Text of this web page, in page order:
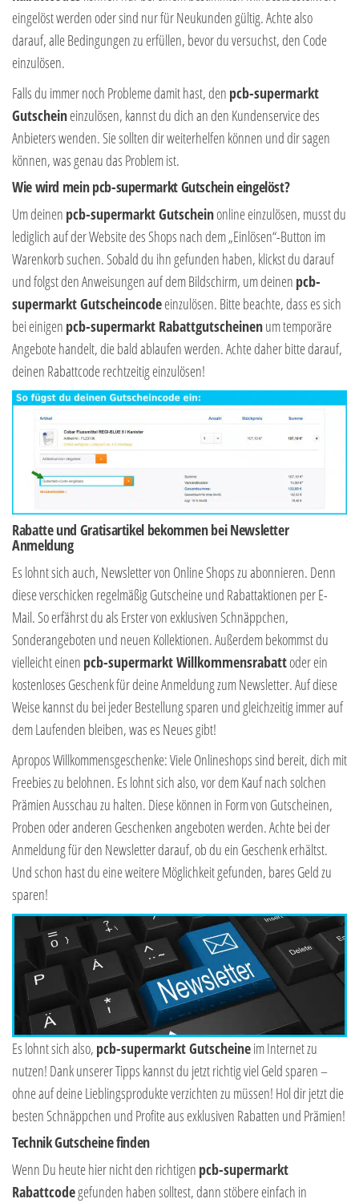
eingelöst werden oder sind nur für Neukunden gültig. Achte also
darauf, alle Bedingungen zu erfüllen, bevor du versuchst, den Code
einzulösen.
Falls du immer noch Probleme damit hast, den pcb-supermarkt
Gutscheineinzulösen, kannst du dich an den Kundenservice des
Anbieters wenden. Sie sollten dir weiterhelfen können und dir sagen
können, was genau das Problem ist.
Wie wird mein pcb-supermarkt Gutschein eingelöst?
Um deinen pcb-supermarkt Gutscheinonline einzulösen, musst du
lediglich auf der Website des Shops nach dem „Einlösen“-Button im
Warenkorb suchen. Sobald du ihn gefunden haben, klickst du darauf
und folgst den Anweisungen auf dem Bildschirm, um deinen pcb-
supermarkt Gutscheincodeeinzulösen. Bitte beachte, dass es sich
bei einigen pcb-supermarkt Rabattgutscheinenum temporäre
Angebote handelt, die bald ablaufen werden. Achte daher bitte darauf,
deinen Rabattcode rechtzeitig einzulösen!
Rabatte und Gratisartikel bekommen bei Newsletter
Anmeldung
Es lohnt sich auch, Newsletter von Online Shops zu abonnieren. Denn
diese verschicken regelmäßig Gutscheine und Rabattaktionen per E-
Mail. So erfährst du als Erster von exklusiven Schnäppchen,
Sonderangeboten und neuen Kollektionen. Außerdem bekommst du
vielleicht einen pcb-supermarkt Willkommensrabattoder ein
kostenloses Geschenk für deine Anmeldung zum Newsletter. Auf diese
Weise kannst du bei jeder Bestellung sparen und gleichzeitig immer auf
dem Laufenden bleiben, was es Neues gibt!
Apropos Willkommensgeschenke: Viele Onlineshops sind bereit, dich mit
Freebies zu belohnen. Es lohnt sich also, vor dem Kauf nach solchen
Prämien Ausschau zu halten. Diese können in Form von Gutscheinen,
Proben oder anderen Geschenken angeboten werden. Achte bei der
Anmeldung für den Newsletter darauf, ob du ein Geschenk erhältst.
Und schon hast du eine weitere Möglichkeit gefunden, bares Geld zu
sparen!
Es lohnt sich also, pcb-supermarkt Gutscheineim Internet zu
nutzen! Dank unserer Tipps kannst du jetzt richtig viel Geld sparen –
ohne auf deine Lieblingsprodukte verzichten zu müssen! Hol dir jetzt die
besten Schnäppchen und Profite aus exklusiven Rabatten und Prämien!
Technik Gutscheine finden
Wenn Du heute hier nicht den richtigen pcb-supermarkt
Rabattcodegefunden haben solltest, dann stöbere einfach in